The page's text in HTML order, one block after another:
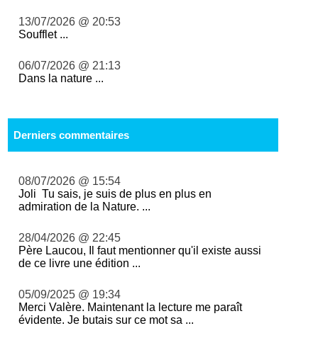
13/07/2026 @ 20:53
Soufflet ...
06/07/2026 @ 21:13
Dans la nature ...
Derniers commentaires
08/07/2026 @ 15:54
Joli Tu sais, je suis de plus en plus en
admiration de la Nature. ...
28/04/2026 @ 22:45
Père Laucou, Il faut mentionner qu'il existe aussi
de ce livre une édition ...
05/09/2025 @ 19:34
Merci Valère. Maintenant la lecture me paraît
évidente. Je butais sur ce mot sa ...